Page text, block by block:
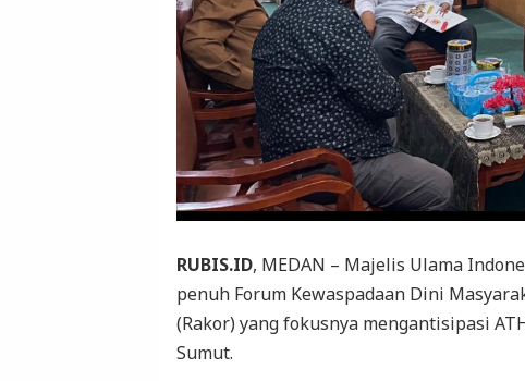
RUBIS.ID, MEDAN – Majelis Ulama
penuh Forum Kewaspadaan Dini
(Rakor) yang fokusnya mengantisipasi
Sumut.